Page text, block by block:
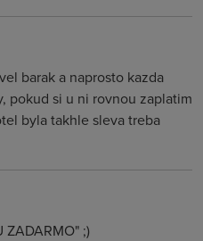
barak a naprosto kazda
pokud si u ni rovnou zaplatim
byla takhle sleva treba
ZADARMO" ;)